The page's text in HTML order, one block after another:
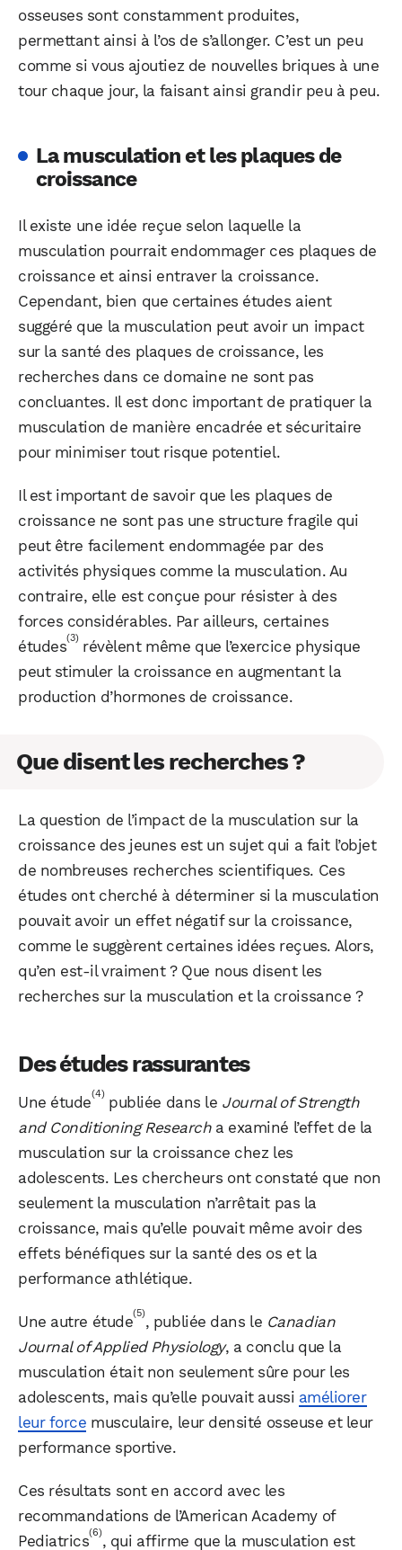
osseuses sont constamment produites,
permettant ainsi à l’os de s’allonger. C’est un peu
comme si vous ajoutiez de nouvelles briques à une
tour chaque jour, la faisant ainsi grandir peu à peu.
La musculation et les plaques de
croissance
Il existe une idée reçue selon laquelle la
musculation pourrait endommager ces plaques de
croissance et ainsi entraver la croissance.
Cependant, bien que certaines études aient
suggéré que la musculation peut avoir un impact
sur la santé des plaques de croissance, les
recherches dans ce domaine ne sont pas
concluantes. Il est donc important de pratiquer la
musculation de manière encadrée et sécuritaire
pour minimiser tout risque potentiel.
Il est important de savoir que les plaques de
croissance ne sont pas une structure fragile qui
peut être facilement endommagée par des
activités physiques comme la musculation. Au
contraire, elle est conçue pour résister à des
forces considérables. Par ailleurs, certaines
études(3) révèlent même que l’exercice physique
peut stimuler la croissance en augmentant la
production d’hormones de croissance.
Que disent les recherches ?
La question de l’impact de la musculation sur la
croissance des jeunes est un sujet qui a fait l’objet
de nombreuses recherches scientifiques. Ces
études ont cherché à déterminer si la musculation
pouvait avoir un effet négatif sur la croissance,
comme le suggèrent certaines idées reçues. Alors,
qu’en est-il vraiment ? Que nous disent les
recherches sur la musculation et la croissance ?
Des études rassurantes
Une étude(4) publiée dans le Journal of Strength
and Conditioning Researcha examiné l’effet de la
musculation sur la croissance chez les
adolescents. Les chercheurs ont constaté que non
seulement la musculation n’arrêtait pas la
croissance, mais qu’elle pouvait même avoir des
effets bénéfiques sur la santé des os et la
performance athlétique.
Une autre étude(5), publiée dans le Canadian
Journal of Applied Physiology, a conclu que la
musculation était non seulement sûre pour les
adolescents, mais qu’elle pouvait aussi améliorer
leur force musculaire, leur densité osseuse et leur
performance sportive.
Ces résultats sont en accord avec les
recommandations de l’American Academy of
Pediatrics(6), qui affirme que la musculation est